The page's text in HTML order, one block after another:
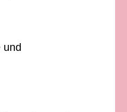
und